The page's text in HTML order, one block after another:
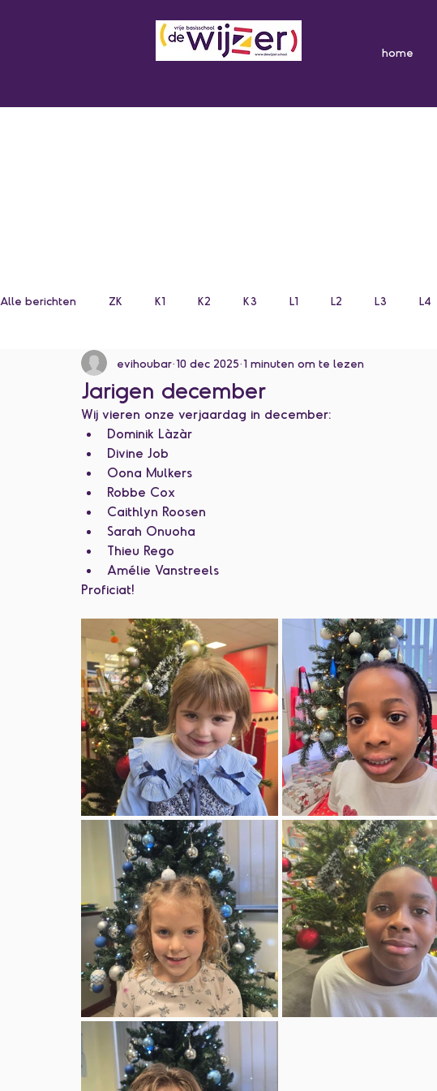
Alle berichten ZK K1 K2 K3 L1 L2 L3 L4
Categorie zonder titel
Jarigen december
evihoubar 10 dec 2025 1 minuten om te lezen
Wij vieren onze verjaardag in december:
Dominik Làzàr
Divine Job
Oona Mulkers
Robbe Cox
Caithlyn Roosen
Sarah Onuoha
Thieu Rego
Amélie Vanstreels
Proficiat!
home